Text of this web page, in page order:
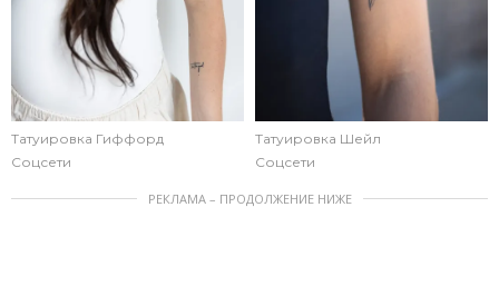
Татуировка Гиффорд
Соцсети
Татуировка Шейл
Соцсети
РЕКЛАМА – ПРОДОЛЖЕНИЕ НИЖЕ